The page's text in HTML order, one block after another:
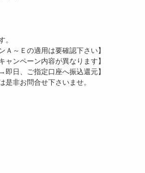
。
Ａ～Ｅの適用は要確認下さい】
ャンペーン内容が異なります】
即日、ご指定口座へ振込還元】
是非お問合せ下さいませ。